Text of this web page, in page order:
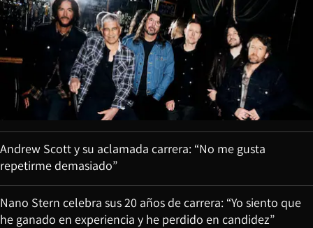
Andrew Scott y su aclamada carrera: “No me gusta
repetirme demasiado”
Nano Stern celebra sus 20 años de carrera: “Yo siento que
he ganado en experiencia y he perdido en candidez”